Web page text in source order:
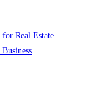
Real Estate